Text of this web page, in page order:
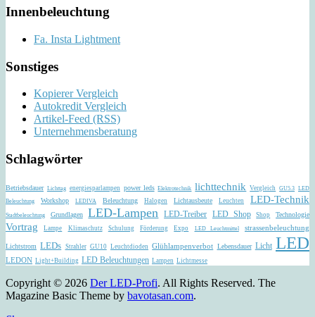
Innenbeleuchtung
Fa. Insta Lightment
Sonstiges
Kopierer Vergleich
Autokredit Vergleich
Artikel-Feed (RSS)
Unternehmensberatung
Schlagwörter
Betriebsdauer Lichttag energiesparlampen power leds Elektrotechnik lichttechnik Vergleich GU5.3 LED
Beleuchtung
Workshop LEDIVA Beleuchtung Halogen Lichtausbeute Leuchten LED-Technik
Stadtbeleuchtung Grundlagen LED-Lampen LED-Treiber LED Shop Shop Technologie
Vortrag Lampe Klimaschutz Schulung Förderung Expo LED Leuchtmittel strassenbeleuchtung
Lichtstrom LEDs Strahler GU10 Leuchtdioden Glühlampenverbot Lebensdauer Licht LED
LEDON Light+Building LED Beleuchtungen Lampen Lichtmesse
Copyright © 2026 Der LED-Profi. All Rights Reserved. The
Magazine Basic Theme by bavotasan.com.